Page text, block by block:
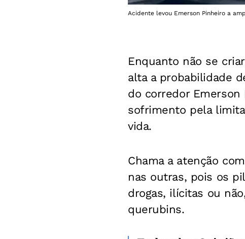
Acidente levou Emerson Pinheiro a
Enquanto não se
alta a probabilidade
do corredor Emerson
sofrimento pela
vida.
Chama a atenção
nas outras, pois os
drogas, ilícitas ou
querubins.